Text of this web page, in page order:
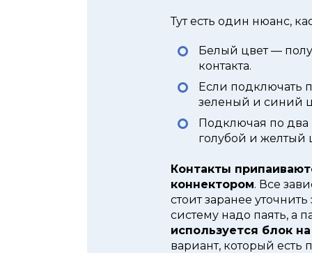
Тут есть один нюанс,
Белый цвет —
контакта.
Если подключать
зеленый и синий
Подключая по два
голубой и желтый
Контакты
коннектором. Все
стоит заранее
систему надо паять, а
используется блок на
вариант, который есть